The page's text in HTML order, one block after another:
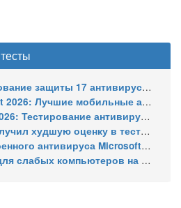
от программ-вымогателей и инфостилеров
мобильные антивирусы для Android
для Windows 11 – с настройками по умолчанию
в тестировании 16 антивирусов для Windows
Microsoft Defender для защиты Windows ПК?
на Windows 11 – тест AV-Comparatives (апрель 2026)